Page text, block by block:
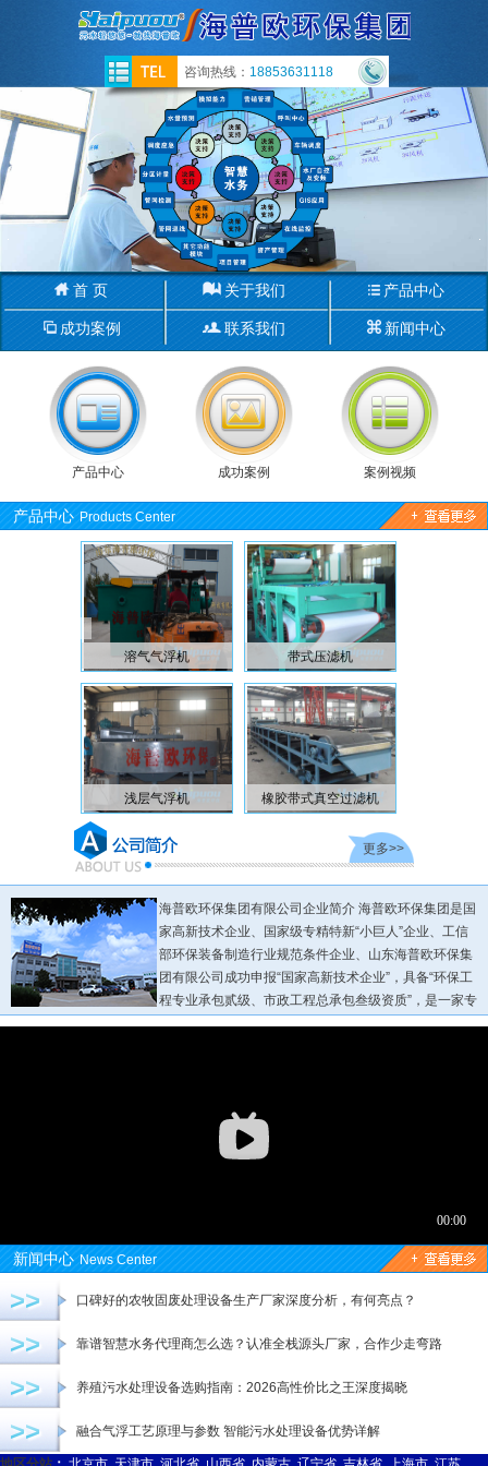
咨询热线： 18853631118
首 页 关于我们 产品中心
成功案例 联系我们 新闻中心
产品中心 成功案例 案例视频
产品中心 Products Center
带式压滤机
橡胶带式真空过滤机
桁车式刮泥机
中心传动刮泥机
更多>>
海普欧环保集团有限公司企业简介 海普欧环保集团是国
家高新技术企业、国家级专精特新“小巨人”企业、工信
部环保装备制造行业规范条件企业、山东海普欧环保集
团有限公司成功申报“国家高新技术企业”，具备“环保工
程专业承包贰级、市政工程总承包叁级资质”，是一家专
业从事各种环保设备研发生产销售为一体的现代化三A企业...
新闻中心 News Center
>> 口碑好的农牧固废处理设备生产厂家深度分析，有何亮点？
>> 靠谱智慧水务代理商怎么选？认准全栈源头厂家，合作少走弯路
>> 养殖污水处理设备选购指南：2026高性价比之王深度揭晓
>> 融合气浮工艺原理与参数 智能污水处理设备优势详解